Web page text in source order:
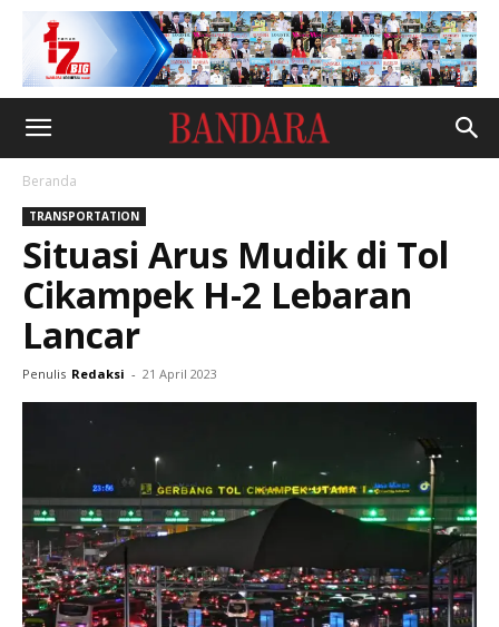
Beranda
TRANSPORTATION
Situasi Arus Mudik di Tol
Cikampek H-2 Lebaran
Lancar
Penulis Redaksi - 21 April 2023